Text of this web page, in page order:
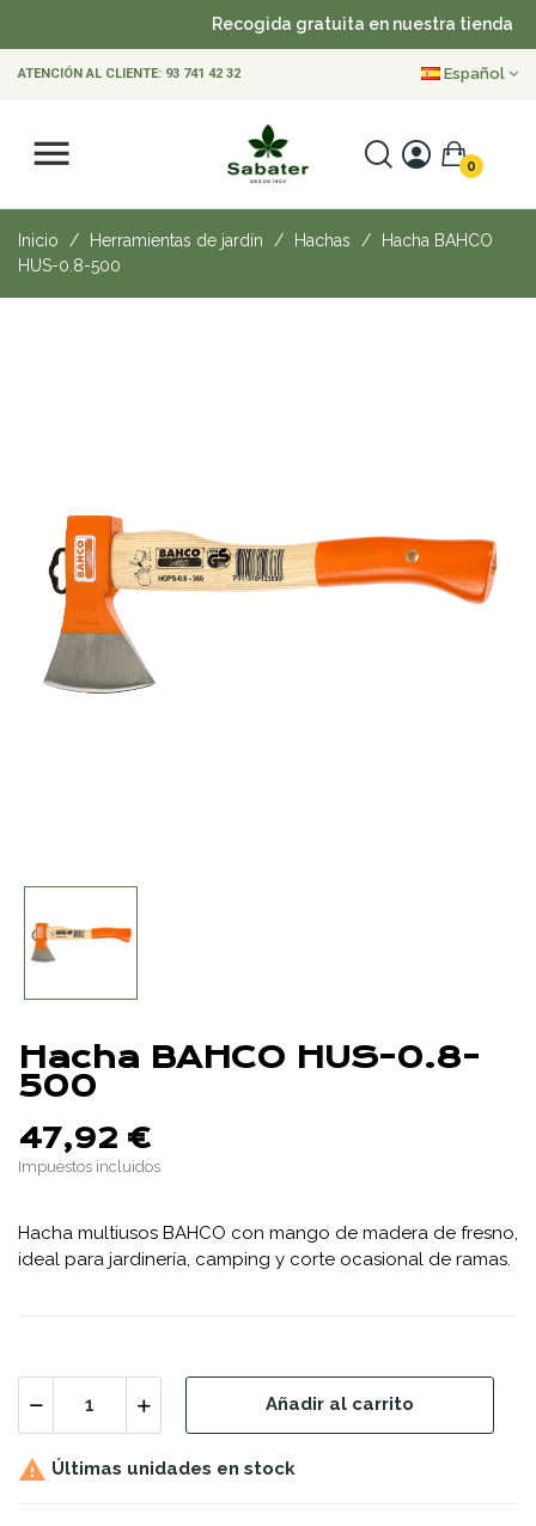
Recogida gratuita en nuestra tienda
ATENCIÓN AL CLIENTE: 93 741 42 32 Español
0
Inicio Herramientas de jardín Hachas
Hacha BAHCO
HUS-0.8-500
Hacha BAHCO HUS-0.8-
500
47,92 €
Impuestos incluidos
Hacha multiusos BAHCO con mango de madera de fresno,
ideal para jardinería, camping y corte ocasional de ramas.
Añadir al carrito
 Últimas unidades en stock